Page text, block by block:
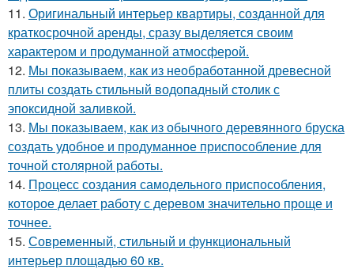
11. Оригинальный интерьер квартиры, созданной для
краткосрочной аренды, сразу выделяется своим
характером и продуманной атмосферой.
12. Мы показываем, как из необработанной древесной
плиты создать стильный водопадный столик с
эпоксидной заливкой.
13. Мы показываем, как из обычного деревянного бруска
создать удобное и продуманное приспособление для
точной столярной работы.
14. Процесс создания самодельного приспособления,
которое делает работу с деревом значительно проще и
точнее.
15. Современный, стильный и функциональный
интерьер площадью 60 кв.